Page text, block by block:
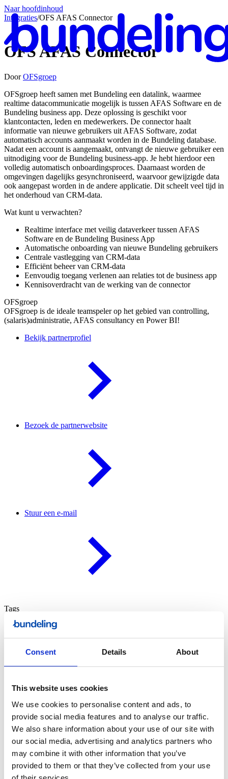
Consent Details About
This website uses cookies
We use cookies to personalise content and ads, to
provide social media features and to analyse our traffic.
We also share information about your use of our site with
our social media, advertising and analytics partners who
may combine it with other information that you’ve
provided to them or that they’ve collected from your use
Naar hoofdinhoud
Integraties/OFS AFAS Connector
OFS AFAS Connector
DoorOFSgroep
OFSgroep heeft samen met Bundeling een datalink, waarmee
realtime datacommunicatie mogelijk is tussen AFAS Software en de
Bundeling business app. Deze oplossing is geschikt voor
klantcontacten, leden en medewerkers. De connector haalt
informatie van nieuwe gebruikers uit AFAS Software, zodat
automatisch accounts aanmaakt worden in de Bundeling database.
Nadat een account is aangemaakt, ontvangt de nieuwe gebruiker een
uitnodiging voor de Bundeling business-app. Je hebt hierdoor een
volledig automatisch onboardingsproces. Daarnaast worden de
omgevingen dagelijks gesynchroniseerd, waarvoor gewijzigde data
ook aangepast worden in de andere applicatie. Dit scheelt veel tijd in
het onderhoud van CRM-data.
Wat kunt u verwachten?
Realtime interface met veilig dataverkeer tussen AFAS
Software en de Bundeling Business App
Automatische onboarding van nieuwe Bundeling gebruikers
Centrale vastlegging van CRM-data
Efficiënt beheer van CRM-data
Eenvoudig toegang verlenen aan relaties tot de business app
Kennisoverdracht van de werking van de connector
OFSgroep
OFSgroep is de ideale teamspeler op het gebied van controlling,
(salaris)administratie, AFAS consultancy en Power BI!
Bekijk partnerprofiel
Bezoek de partnerwebsite
Stuur een e-mail
Tags
Automatisering